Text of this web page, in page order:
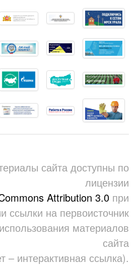
сайта доступны по
лицензии
Attribution 3.0 при
ссылки на первоисточник
материалов
сайта
– интерактивная ссылка).